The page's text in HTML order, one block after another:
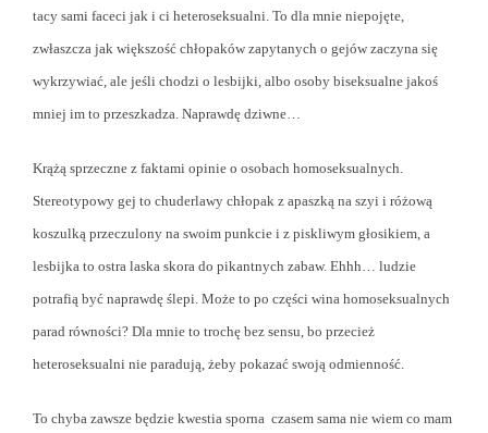
tacy sami faceci jak i ci heteroseksualni. To dla mnie niepojęte,
zwłaszcza jak większość chłopaków zapytanych o gejów zaczyna się
wykrzywiać, ale jeśli chodzi o lesbijki, albo osoby biseksualne jakoś
mniej im to przeszkadza. Naprawdę dziwne…
Krążą sprzeczne z faktami opinie o osobach homoseksualnych.
Stereotypowy gej to chuderlawy chłopak z apaszką na szyi i różową
koszulką przeczulony na swoim punkcie i z piskliwym głosikiem, a
lesbijka to ostra laska skora do pikantnych zabaw. Ehhh… ludzie
potrafią być naprawdę ślepi. Może to po części wina homoseksualnych
parad równości? Dla mnie to trochę bez sensu, bo przecież
heteroseksualni nie paradują, żeby pokazać swoją odmienność.
To chyba zawsze będzie kwestia sporna czasem sama nie wiem co mam